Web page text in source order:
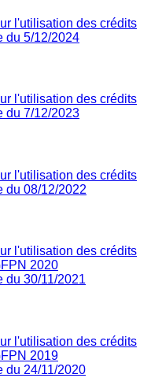
l'utilisation des crédits
du 5/12/2024
l'utilisation des crédits
du 7/12/2023
l'utilisation des crédits
du 08/12/2022
l'utilisation des crédits
2020
du 30/11/2021
l'utilisation des crédits
2019
du 24/11/2020